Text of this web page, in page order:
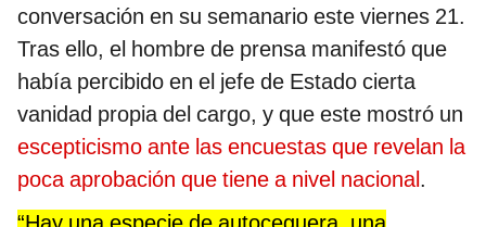
conversación en su semanario este viernes 21.
Tras ello, el hombre de prensa manifestó que
había percibido en el jefe de Estado cierta
vanidad propia del cargo, y que este mostró un
escepticismo ante las encuestas que revelan la
poca aprobación que tiene a nivel nacional.